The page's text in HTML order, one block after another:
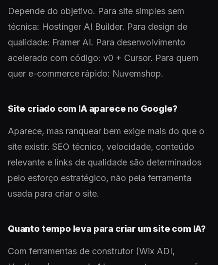
Depende do objetivo. Para site simples sem
técnica: Hostinger AI Builder. Para design de
qualidade: Framer AI. Para desenvolvimento
acelerado com código: v0 + Cursor. Para quem
quer e-commerce rápido: Nuvemshop.
Site criado com IA aparece no Google?
Aparece, mas ranquear bem exige mais do que o
site existir. SEO técnico, velocidade, conteúdo
relevante e links de qualidade são determinados
pelo esforço estratégico, não pela ferramenta
usada para criar o site.
Quanto tempo leva para criar um site com IA?
Com ferramentas de construtor (Wix ADI,